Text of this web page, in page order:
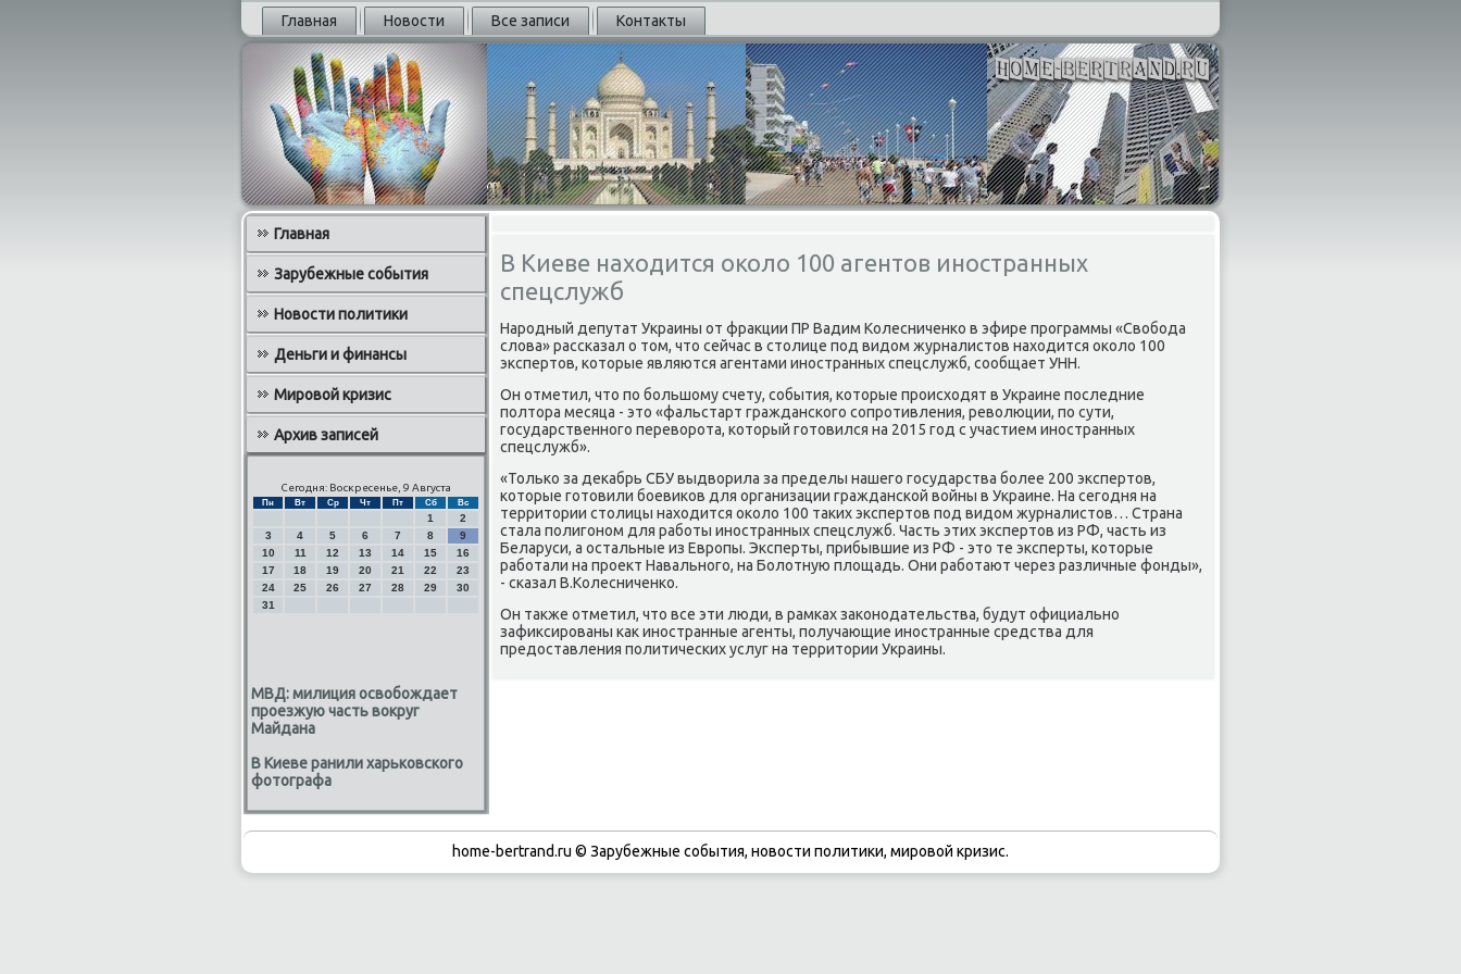
Главная Новости Все записи Контакты
Главная
Зарубежные события
Новости политики
Деньги и финансы
Мировой кризис
Архив записей
Сегодня: Воскресенье, 9 Августа
Пн Вт Ср Чт Пт Сб Вс
1
2
3
4 5 6 7 8
9
10
11 12 13 14 15
16
17
18 19 20 21 22
23
24
25 26 27 28 29
30
31
МВД: милиция освобождает
проезжую часть вокруг
Майдана
В Киеве ранили харьковского
фотографа
В Киеве находится около 100 агентов иностранных
спецслужб
Народный депутат Украины от фракции ПР Вадим Колесниченко в эфире программы «Свобода
слова» рассказал о том, что сейчас в столице под видом журналистов находится около 100
экспертов, которые являются агентами иностранных спецслужб, сообщает УНН.
Он отметил, что по большому счету, события, которые происходят в Украине последние
полтора месяца - это «фальстарт гражданского сопротивления, революции, по сути,
государственного переворота, который готовился на 2015 год с участием иностранных
спецслужб».
«Только за декабрь СБУ выдворила за пределы нашего государства более 200 экспертов,
которые готовили боевиков для организации гражданской войны в Украине. На сегодня на
территории столицы находится около 100 таких экспертов под видом журналистов… Страна
стала полигоном для работы иностранных спецслужб. Часть этих экспертов из РФ, часть из
Беларуси, а остальные из Европы. Эксперты, прибывшие из РФ - это те эксперты, которые
работали на проект Навального, на Болотную площадь. Они работают через различные фонды»,
- сказал В.Колесниченко.
Он также отметил, что все эти люди, в рамках законодательства, будут официально
зафиксированы как иностранные агенты, получающие иностранные средства для
предоставления политических услуг на территории Украины.
home-bertrand.ru © Зарубежные события, новости политики, мировой кризис.